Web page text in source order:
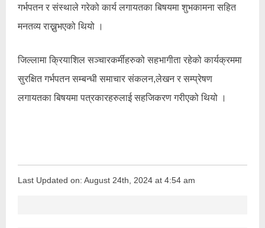
गर्भपतन र संस्थाले गरेको कार्य लगायतका बिषयमा शुभकामना सहित
मनतव्य राख्नुभएको थियो ।
जिल्लामा क्रियाशिल सञ्चारकर्मीहरुको सहभागीता रहेको कार्यक्रममा
सुरक्षित गर्भपतन सम्बन्धी समाचार संकलन,लेखन र सम्प्रेषण
लगायतका बिषयमा पत्रकारहरुलाई सहजिकरण गरीएको थियो ।
Last Updated on: August 24th, 2024 at 4:54 am